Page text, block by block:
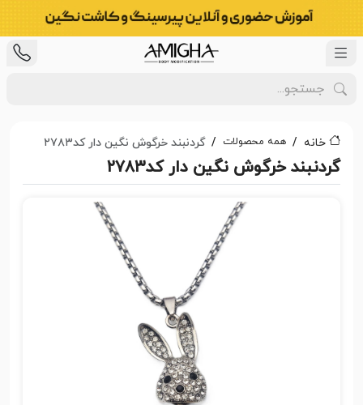
خانه همه محصولات گردنبند خرگوش نگین دار کد۲۷۸۳
گردنبند خرگوش نگین دار کد۲۷۸۳